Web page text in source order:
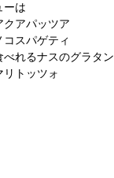
ーは
クアパッツア
コスパゲティ
べれるナスのグラタン
リトッツォ